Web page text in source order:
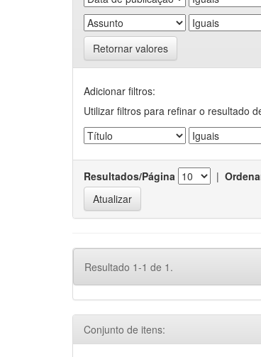
Retornar valores
Adicionar filtros:
Utilizar filtros para refinar o resultado
Resultados/Página |
Resultado 1-1 de 1.
Conjunto de itens: